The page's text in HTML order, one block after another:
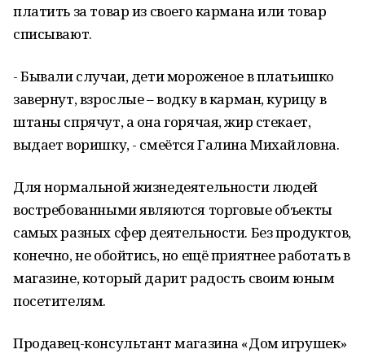
платить за товар из своего кармана или товар
списывают.
- Бывали случаи, дети мороженое в платьишко
завернут, взрослые – водку в карман, курицу в
штаны спрячут, а она горячая, жир стекает,
выдает воришку, - смеётся Галина Михайловна.
Для нормальной жизнедеятельности людей
востребованными являются торговые объекты
самых разных сфер деятельности. Без продуктов,
конечно, не обойтись, но ещё приятнее работать в
магазине, который дарит радость своим юным
посетителям.
Продавец-консультант магазина «Дом игрушек»